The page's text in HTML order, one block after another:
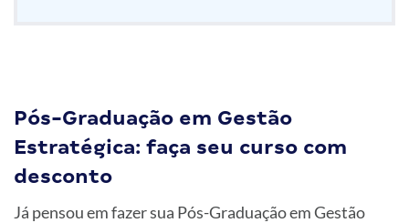
Pós-Graduação em Gestão
Estratégica: faça seu curso com
desconto
Já pensou em fazer sua Pós-Graduação em Gestão